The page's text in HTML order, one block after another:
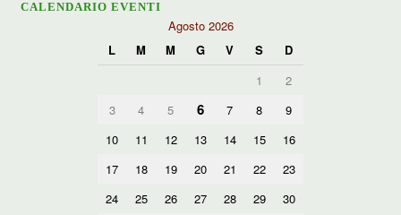
CALENDARIO EVENTI
Agosto 2026
L
M M G V S
D
1
2
3
4 5 6 7 8
9
10
11 12 13 14 15
16
17
18 19 20 21 22
23
24
25 26 27 28 29
30